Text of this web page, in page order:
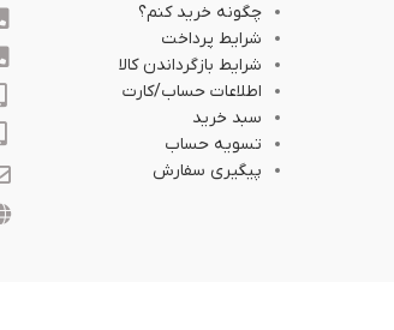
چگونه خرید کنم؟
شرایط پرداخت
شرایط بازگرداندن کالا
اطلاعات حساب/کارت
سبد خرید
تسویه حساب
پیگیری سفارش